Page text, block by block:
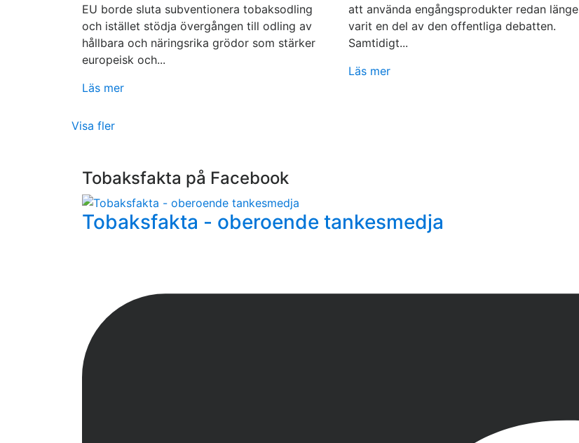
EU borde sluta subventionera tobaksodling
och istället stödja övergången till odling av
hållbara och näringsrika grödor som stärker
europeisk och...
Läs mer
att använda engångsprodukter redan länge
varit en del av den offentliga debatten.
Samtidigt...
Läs mer
Visa fler
Tobaksfakta på Facebook
Tobaksfakta - oberoende tankesmedja